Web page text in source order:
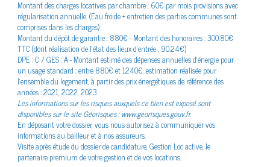
énergétique
Montant des charges locatives par chambre : 60€ par mois provisions avec
régularisation annuelle. (Eau froide + entretien des parties communes sont
comprises dans les charges)
Montant du dépôt de garantie : 880€ - Montant des honoraires : 300.80€
TTC (dont réalisation de l’état des lieux d’entrée : 90.24€)
DPE : C / GES : A - Montant estimé des dépenses annuelles d'énergie pour
un usage standard : entre 880€ et 1240€, estimation réalisée pour
l'ensemble du logement, à partir des prix énergétiques de référence des
années : 2021, 2022, 2023.
Les informations sur les risques auxquels ce bien est exposé sont
disponibles sur le site Géorisques : www.georisques.gouv.fr.
En déposant votre dossier, vous nous autorisez à communiquer vos
informations au bailleur et à nos assureurs.
Visite après étude du dossier de candidature, Gestion Loc active, le
partenaire premium de votre gestion et de vos locations.